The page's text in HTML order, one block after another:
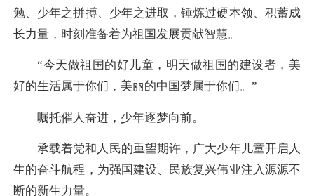
勉、少年之拼搏、少年之进取，锤炼过硬本领、积蓄成
长力量，时刻准备着为祖国发展贡献智慧。
“今天做祖国的好儿童，明天做祖国的建设者，美
好的生活属于你们，美丽的中国梦属于你们。”
嘱托催人奋进，少年逐梦向前。
承载着党和人民的重望期许，广大少年儿童开启人
生的奋斗航程，为强国建设、民族复兴伟业注入源源不
断的新生力量。